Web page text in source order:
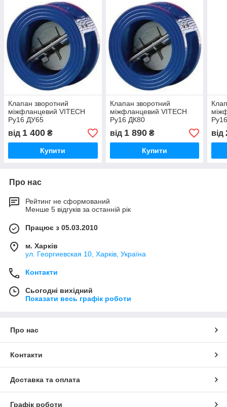
Клапан зворотний
міжфланцевий VITECH
Ру16 ДУ65
від 1 400 ₴
Купити
Клапан зворотний
міжфланцевий VITECH
Ру16 ДК80
від 1 890₴
Купити
від
Про нас
Рейтинг не сформований
Менше 5 відгуків за останній рік
Працює з 05.03.2010
м. Харків
ул. Георгиевская 10, Харків, Україна
Контакти
Сьогодні вихідний
Показати весь графік роботи
Про нас
Контакти
Доставка та оплата
Графік роботи